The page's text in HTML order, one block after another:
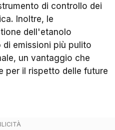
di controllo dei
Inoltre, le
dell'etanolo
emissioni più pulito
un vantaggio che
per il rispetto delle future